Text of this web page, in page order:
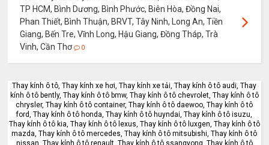
TP HCM, Bình Dương, Bình Phước, Biên Hòa, Đồng Nai,
Phan Thiết, Bình Thuận, BRVT, Tây Ninh, Long An, Tiền
Giang, Bến Tre, Vĩnh Long, Hậu Giang, Đồng Tháp, Trà
Vinh, Cần Thơ
0
Thay kính ô tô, Thay kính xe hơi, Thay kính xe tải, Thay kính ô tô audi, Thay
kính ô tô bently, Thay kính ô tô bmw, Thay kính ô tô chevrolet, Thay kính ô tô
chrysler, Thay kính ô tô container, Thay kính ô tô daewoo, Thay kính ô tô
ford, Thay kính ô tô honda, Thay kính ô tô huyndai, Thay kính ô tô isuzu,
Thay kính ô tô kia, Thay kính ô tô lexus, Thay kính ô tô luxgen, Thay kính ô tô
mazda, Thay kính ô tô mercedes, Thay kính ô tô mitsubishi, Thay kính ô tô
nissan, Thay kính ô tô renault, Thay kính ô tô ssangyong, Thay kính ô tô